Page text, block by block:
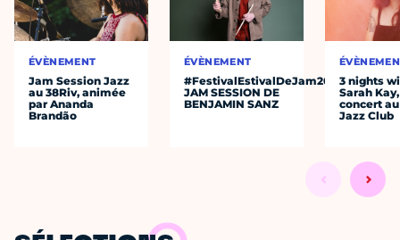
ÉVÈNEMENT
Jam Session Jazz
au 38Riv, animée
par Ananda
Brandão
ÉVÈNEMENT
#FestivalEstivalDeJam2026
JAM SESSION DE
BENJAMIN SANZ
3 nights
Sarah
concert
Jazz Club